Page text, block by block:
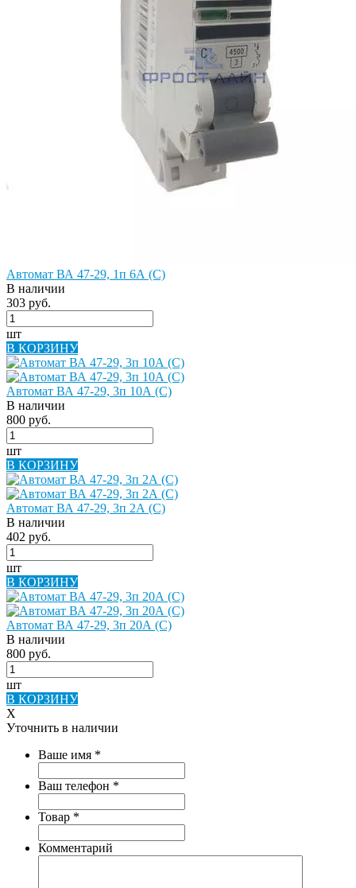
Автомат ВА 47-29, 1п 6А (C)
В наличии
303 руб.
шт
В КОРЗИНУ
Автомат ВА 47-29, 3п 10А (C)
В наличии
800 руб.
шт
В КОРЗИНУ
Автомат ВА 47-29, 3п 2А (C)
В наличии
402 руб.
шт
В КОРЗИНУ
Автомат ВА 47-29, 3п 20А (C)
В наличии
800 руб.
шт
В КОРЗИНУ
X
Уточнить в наличии
Ваше имя *
Ваш телефон *
Товар *
Комментарий